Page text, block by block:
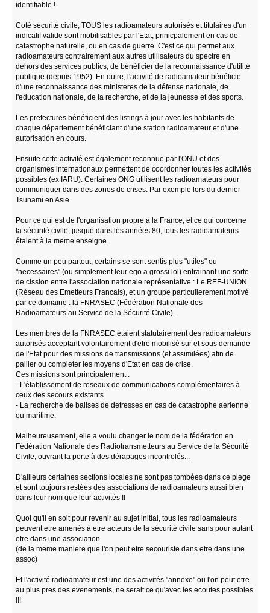
identifiable !
Coté sécurité civile, TOUS les radioamateurs autorisés et titulaires d'un
indicatif valide sont mobilisables par l'Etat, prinicpalement en cas de
catastrophe naturelle, ou en cas de guerre. C'est ce qui permet aux
radioamateurs contrairement aux autres utilisateurs du spectre en
dehors des services publics, de bénéficier de la reconnaissance d'utilité
publique (depuis 1952). En outre, l'activité de radioamateur bénéficie
d'une reconnaissance des ministeres de la défense nationale, de
l'education nationale, de la recherche, et de la jeunesse et des sports.
Les prefectures bénéficient des listings à jour avec les habitants de
chaque département bénéficiant d'une station radioamateur et d'une
autorisation en cours.
Ensuite cette activité est également reconnue par l'ONU et des
organismes internationaux permettent de coordonner toutes les activités
possibles (ex IARU). Certaines ONG utilisent les radioamateurs pour
communiquer dans des zones de crises. Par exemple lors du dernier
Tsunami en Asie.
Pour ce qui est de l'organisation propre à la France, et ce qui concerne
la sécurité civile; jusque dans les années 80, tous les radioamateurs
étaient à la meme enseigne.
Comme un peu partout, certains se sont sentis plus "utiles" ou
"necessaires" (ou simplement leur ego a grossi lol) entrainant une sorte
de cission entre l'association nationale représentative : Le REF-UNION
(Réseau des Emetteurs Francais), et un groupe particulierement motivé
par ce domaine : la FNRASEC (Fédération Nationale des
Radioamateurs au Service de la Sécurité Civile).
Les membres de la FNRASEC étaient statutairement des radioamateurs
autorisés acceptant volontairement d'etre mobilisé sur et sous demande
de l'Etat pour des missions de transmissions (et assimilées) afin de
pallier ou completer les moyens d'Etat en cas de crise.
Ces missions sont principalement :
- L'établissement de reseaux de communications complémentaires à
ceux des secours existants
- La recherche de balises de detresses en cas de catastrophe aerienne
ou maritime.
Malheureusement, elle a voulu changer le nom de la fédération en
Fédération Nationale des Radiotransmetteurs au Service de la Sécurité
Civile, ouvrant la porte à des dérapages incontrolés...
D'ailleurs certaines sections locales ne sont pas tombées dans ce piege
et sont toujours restées des associations de radioamateurs aussi bien
dans leur nom que leur activités !!
Quoi qu'il en soit pour revenir au sujet initial, tous les radioamateurs
peuvent etre amenés à etre acteurs de la sécurité civile sans pour autant
etre dans une association
(de la meme maniere que l'on peut etre secouriste dans etre dans une
assoc)
Et l'activité radioamateur est une des activités "annexe" ou l'on peut etre
au plus pres des evenements, ne serait ce qu'avec les ecoutes possibles
!!!